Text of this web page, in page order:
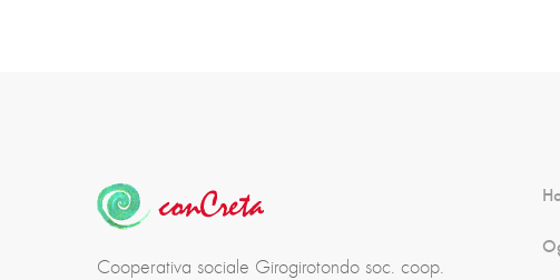
Cooperativa sociale Girogirotondo soc. coop.